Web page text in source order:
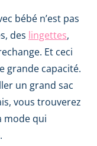
bébé n’est pas
des lingettes,
Et ceci
grande capacité.
un grand sac
vous trouverez
mode qui